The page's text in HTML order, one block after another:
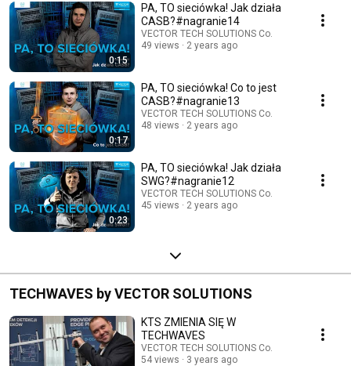
0:15
PA, TO sieciówka! Jak działa
CASB?#nagranie14
VECTOR TECH SOLUTIONS Co.
49 views
2 years ago
0:17
PA, TO sieciówka! Co to jest
CASB?#nagranie13
VECTOR TECH SOLUTIONS Co.
48 views
2 years ago
0:23
PA, TO sieciówka! Jak działa
SWG?#nagranie12
VECTOR TECH SOLUTIONS Co.
45 views
2 years ago
TECHWAVES by VECTOR SOLUTIONS
KTS ZMIENIA SIĘ W
TECHWAVES
VECTOR TECH SOLUTIONS Co.
54 views
3 years ago